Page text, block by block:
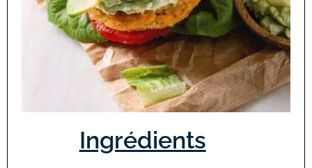
Ingrédients